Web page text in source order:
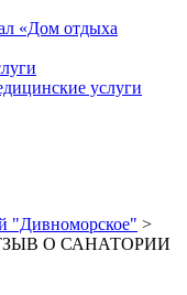
«Дом отдыха
услуги
"Дивноморское" >
О САНАТОРИИ